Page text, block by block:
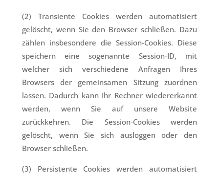
(2) Transiente Cookies werden automatisiert
gelöscht, wenn Sie den Browser schließen. Dazu
zählen insbesondere die Session-Cookies. Diese
speichern eine sogenannte Session-ID, mit
welcher sich verschiedene Anfragen Ihres
Browsers der gemeinsamen Sitzung zuordnen
lassen. Dadurch kann Ihr Rechner wiedererkannt
werden, wenn Sie auf unsere Website
zurückkehren. Die Session-Cookies werden
gelöscht, wenn Sie sich ausloggen oder den
Browser schließen.
(3) Persistente Cookies werden automatisiert